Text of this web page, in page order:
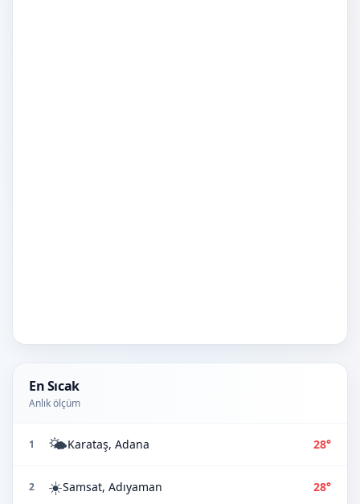
En Sıcak
Anlık ölçüm
1 🌤️Karataş, Adana 28°
2 ☀️Samsat, Adıyaman 28°